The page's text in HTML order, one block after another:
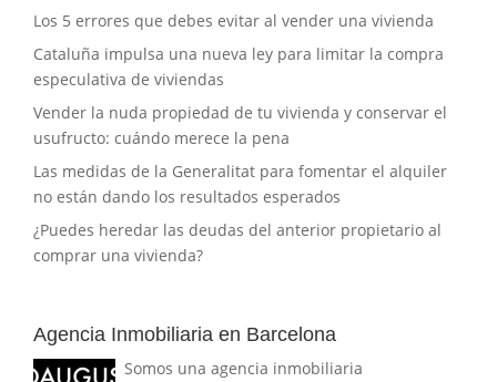
Los 5 errores que debes evitar al vender una vivienda
Cataluña impulsa una nueva ley para limitar la compra
especulativa de viviendas
Vender la nuda propiedad de tu vivienda y conservar el
usufructo: cuándo merece la pena
Las medidas de la Generalitat para fomentar el alquiler
no están dando los resultados esperados
¿Puedes heredar las deudas del anterior propietario al
comprar una vivienda?
Agencia Inmobiliaria en Barcelona
Somos una agencia inmobiliaria